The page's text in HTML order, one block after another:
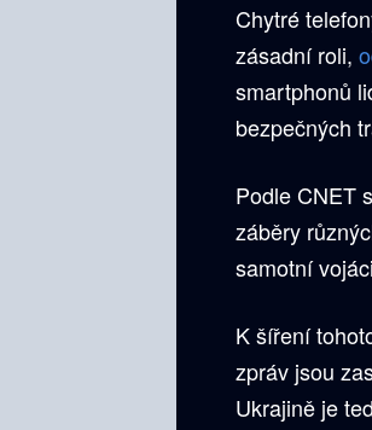
Chytré
zásadní roli,
smartphonů
bezpečných
Podle CNET
záběry
samotní
K šíření
zpráv jsou
Ukrajině je